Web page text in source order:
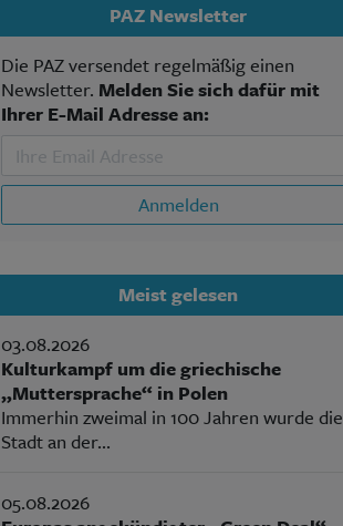
PAZ Newsletter
Die PAZ versendet regelmäßig einen
Newsletter. Melden Sie sich dafür mit
Ihrer E-Mail Adresse an:
Anmelden
Meist gelesen
03.08.2026
Kulturkampf um die griechische
„Muttersprache“ in Polen
Immerhin zweimal in 100 Jahren wurde die
Stadt an der...
05.08.2026